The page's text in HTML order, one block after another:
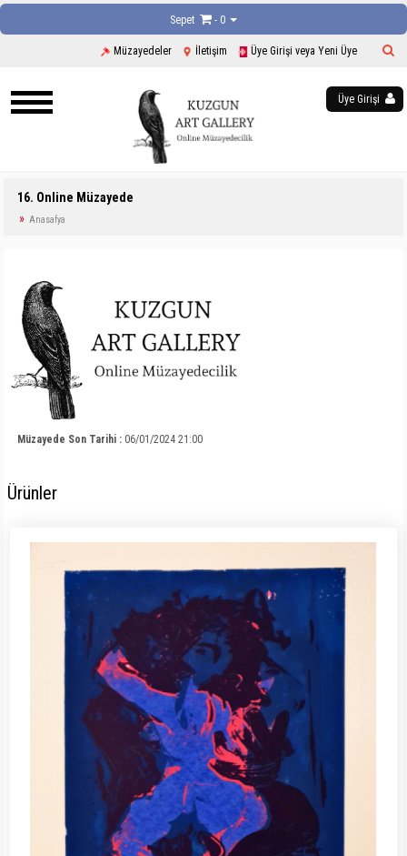
Sepet - 0
Müzayedeler İletişim Üye Girişi veya Yeni Üye
Üye Girişi
16. Online Müzayede
Anasafya
Müzayede Son Tarihi : 06/01/2024 21:00
Ürünler